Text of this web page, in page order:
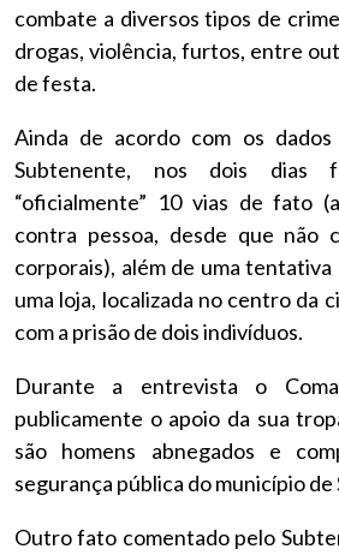
combate a diversos tipos de
drogas, violência, furtos, entre
de festa.
Ainda de acordo com os dados
Subtenente, nos dois dias
“oficialmente” 10 vias de fato
contra pessoa, desde que não
corporais), além de uma
uma loja, localizada no centro da
com a prisão de dois indivíduos.
Durante a entrevista o
publicamente o apoio da sua
são homens abnegados e
segurança pública do município de
Outro fato comentado pelo